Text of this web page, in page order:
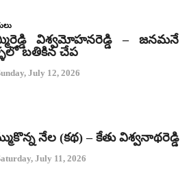
విశ్వమోహనరెడ్డి – జనమనే
బతికిన చేప
July 12, 2026
నేల (కథ) – కేతు విశ్వనాథరెడ్డి
July 11, 2026